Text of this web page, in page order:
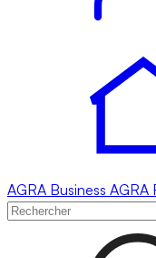
AGRA Business AGRA